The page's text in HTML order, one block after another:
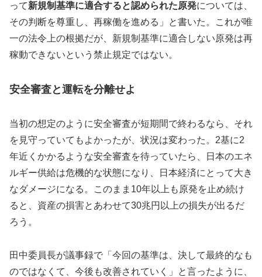
って新規制基準に適合すると認められた原発については、
その判断を尊重し、再稼働を進める」と書いた。これが唯
一の法令上の根拠だが、新規制基準に適合しない原発は再
稼動できないという禁止規定ではない。
安全審査と運転を分離せよ
当初の想定のように安全審査が短期間で終わるなら、それ
を見守っていてもよかったが、状況は変わった。2基に2
年近くかかるような安全審査を待っていたら、日本のエネ
ルギー供給は危機的な状態になり、日本経済にとって大き
なダメージになる。このまま10年以上も原発を止め続け
ると、資産の損害とあわせて30兆円以上の損失が出るだ
ろう。
田中委員長が議事録で「今回の基準は、決して最終的なも
のではなくて、今後も改善されていく」と言ったように、